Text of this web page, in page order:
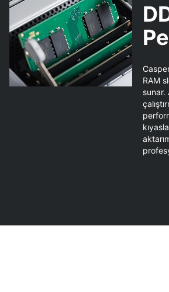
RAM
sunar.